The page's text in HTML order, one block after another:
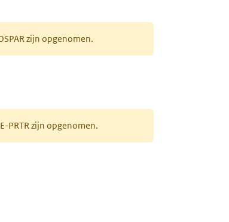
zijn opgenomen.
PRTR zijn opgenomen.